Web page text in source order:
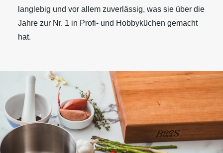
langlebig und vor allem zuverlässig, was sie über die
Jahre zur Nr. 1 in Profi- und Hobbyküchen gemacht
hat.